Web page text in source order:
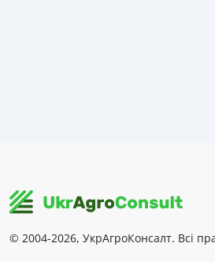
© 2004-2026, УкрАгроКонсалт. Всі